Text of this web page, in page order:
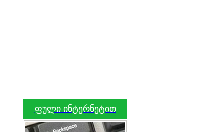
ფული ინტერნეტით